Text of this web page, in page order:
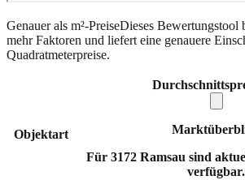
Genauer als m²-PreiseDieses Bewertungstool
mehr Faktoren und liefert eine genauere
Quadratmeterpreise.
Objektart
Für 3172 Ramsau sind
verfügbar.